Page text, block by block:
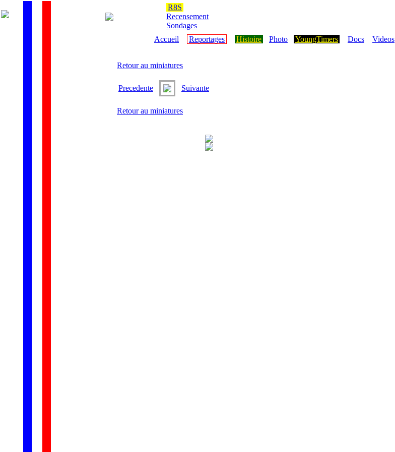
R8S
Recensement
Sondages
Accueil Reportages Histoire Photo YoungTimers Docs Videos
Retour au miniatures
Precedente Suivante
Retour au miniatures